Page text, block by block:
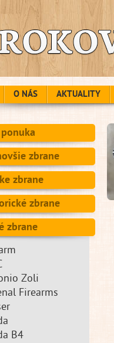
O NÁS AKTUALITY
ponuka
zbrane
zbrane
zbrane
zbrane
Zoli
Firearms
B4